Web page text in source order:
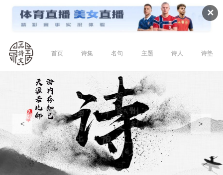
✕
首页 诗集 名句 主题 诗人 诗塾
< >